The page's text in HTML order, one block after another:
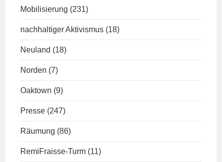
Mobilisierung (231)
nachhaltiger Aktivismus (18)
Neuland (18)
Norden (7)
Oaktown (9)
Presse (247)
Räumung (86)
RemiFraisse-Turm (11)